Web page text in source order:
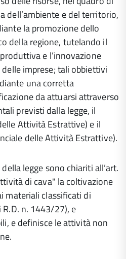
dell’ambiente e del territorio,
la promozione dello
della regione, tutelando il
e l’innovazione
imprese; tali obbiettivi
una corretta
da attuarsi attraverso
previsti dalla legge, il
Attività Estrattive) e il
delle Attività Estrattive).
legge sono chiariti all’art.
di cava" la coltivazione
materiali classificati di
n. 1443/27), e
e definisce le attività non